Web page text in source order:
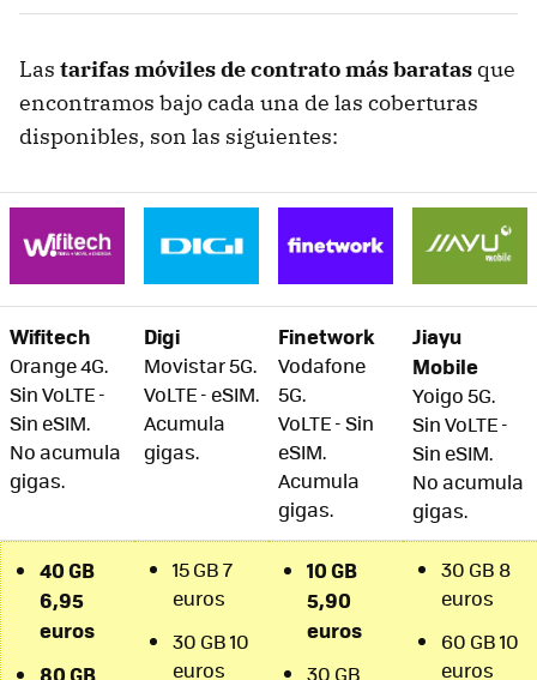
Las tarifas móviles de contrato más baratas que
encontramos bajo cada una de las coberturas
disponibles, son las siguientes:
Wifitech
Orange 4G.
Sin VoLTE -
Sin eSIM.
No acumula
gigas.
Digi
Movistar 5G.
VoLTE - eSIM.
Acumula
gigas.
Finetwork
Vodafone
5G.
VoLTE - Sin
eSIM.
Acumula
gigas.
Jiayu
Mobile
Yoigo 5G.
Sin VoLTE -
Sin eSIM.
No acumula
gigas.
40 GB
6,95
euros
15 GB 7
euros
30 GB 10
euros
10 GB
5,90
euros
30 GB
30 GB 8
euros
60 GB 10
euros